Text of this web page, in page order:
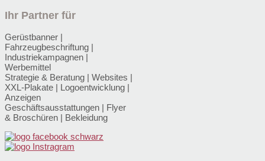
Ihr Partner für
Gerüstbanner |
Fahrzeugbeschriftung |
Industriekampagnen |
Werbemittel
Strategie & Beratung | Websites |
XXL-Plakate | Logoentwicklung |
Anzeigen
Geschäftsausstattungen | Flyer
& Broschüren | Bekleidung